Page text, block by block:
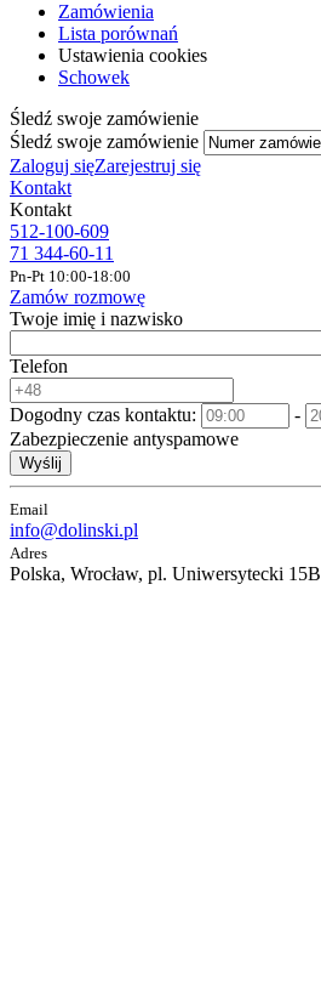
Zamówienia
Lista porównań
Ustawienia cookies
Schowek
Śledź swoje zamówienie
Śledź swoje zamówienie
Zaloguj sięZarejestruj się
Kontakt
Kontakt
512-100-609
71 344-60-11
Pn-Pt 10:00-18:00
Zamów rozmowę
Twoje imię i nazwisko
Telefon
Dogodny czas kontaktu:
-
Zabezpieczenie antyspamowe
Wyślij
Email
info@dolinski.pl
Adres
Polska, Wrocław, pl. Uniwersytecki 15B